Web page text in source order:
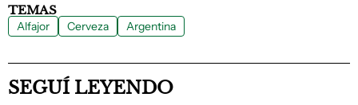
TEMAS
Alfajor Cerveza Argentina
SEGUÍ LEYENDO